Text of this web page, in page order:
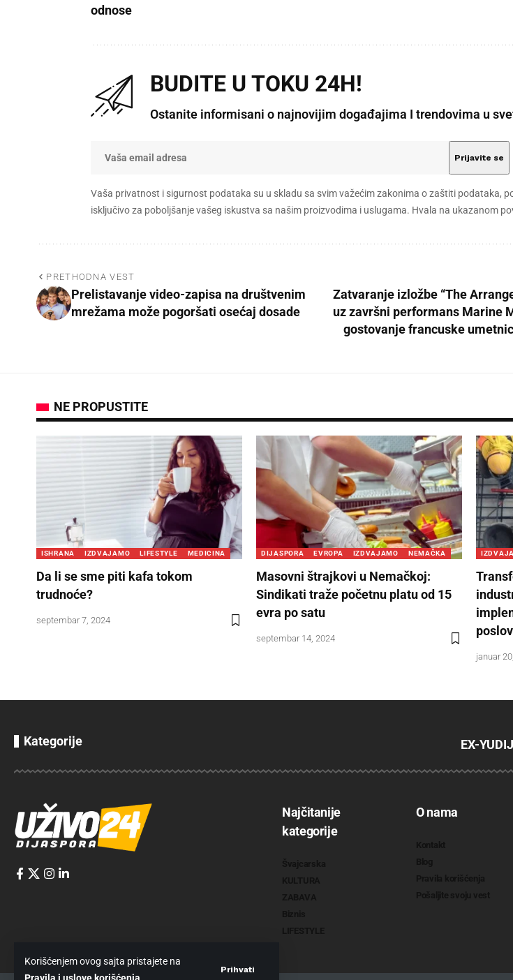
Korišćenjem ovog sajta pristajete na
Prihvati
odnose
BUDITE U TOKU 24H!
Ostanite informisani o najnovijim događajima I trendovima u
Vaša privatnost i sigurnost podataka su u skladu sa svim važećim zakonima o zaštiti podataka,
isključivo za poboljšanje vašeg iskustva sa našim proizvodima i uslugama. Hvala na ukazanom
PRETHODNA VEST
Prelistavanje video-zapisa na društvenim
mrežama može pogoršati osećaj dosade
Zatvaranje izložbe “The
uz završni performans Marine
gostovanje francuske
NE PROPUSTITE
ISHRANA IZDVAJAMO LIFESTYLE MEDICINA
Da li se sme piti kafa tokom
trudnoće?
septembar 7, 2024
DIJASPORA EVROPA IZDVAJAMO NEMAČKA
Masovni štrajkovi u Nemačkoj:
Sindikati traže početnu platu od 15
evra po satu
septembar 14, 2024
januar
Kategorije EX-YU
Najčitanije
kategorije
O nama